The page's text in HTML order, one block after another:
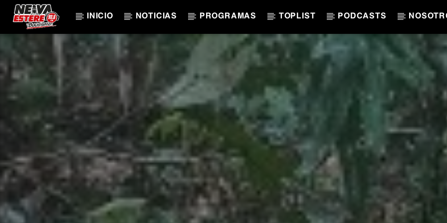
INICIO NOTICIAS PROGRAMAS TOPLIST PODCASTS
CANCIÓN ACTUAL
TÍTULO
ARTISTA